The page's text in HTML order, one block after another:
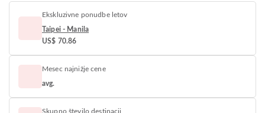
Ekskluzivne ponudbe letov
Taipei - Manila
US$ 70.86
Mesec najnižje cene
avg.
Skupno število destinacij